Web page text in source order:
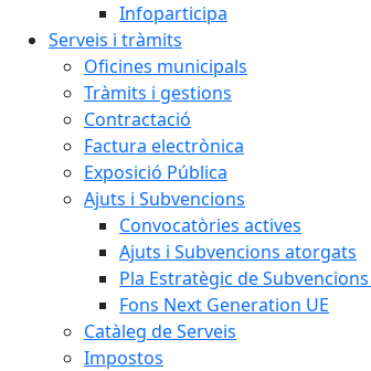
Infoparticipa
Serveis i tràmits
Oficines municipals
Tràmits i gestions
Contractació
Factura electrònica
Exposició Pública
Ajuts i Subvencions
Convocatòries actives
Ajuts i Subvencions atorgats
Pla Estratègic de
Fons Next Generation UE
Catàleg de Serveis
Impostos